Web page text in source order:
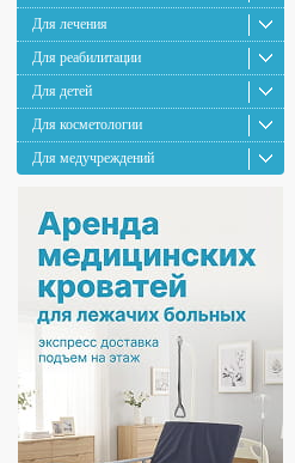
Для лечения
Для реабилитации
Для детей
Для косметологии
Для медучреждений